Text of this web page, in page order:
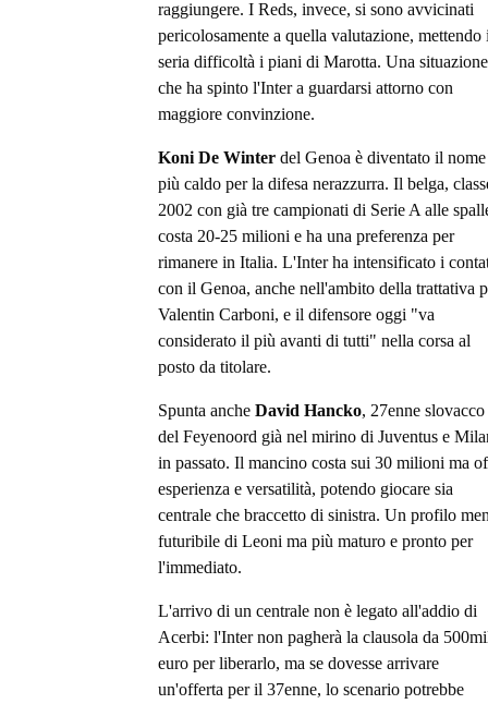
raggiungere. I Reds, invece, si sono avvicinati
pericolosamente a quella valutazione, mettendo
seria difficoltà i piani di Marotta. Una situazione
che ha spinto l'Inter a guardarsi attorno con
maggiore convinzione.
Koni De Winter del Genoa è diventato il nome
più caldo per la difesa nerazzurra. Il belga,
2002 con già tre campionati di Serie A alle
costa 20-25 milioni e ha una preferenza per
rimanere in Italia. L'Inter ha intensificato i
con il Genoa, anche nell'ambito della trattativa
Valentin Carboni, e il difensore oggi "va
considerato il più avanti di tutti" nella corsa al
posto da titolare.
Spunta anche David Hancko, 27enne slovacco
del Feyenoord già nel mirino di Juventus e
in passato. Il mancino costa sui 30 milioni ma
esperienza e versatilità, potendo giocare sia
centrale che braccetto di sinistra. Un profilo
futuribile di Leoni ma più maturo e pronto per
l'immediato.
L'arrivo di un centrale non è legato all'addio di
Acerbi: l'Inter non pagherà la clausola da
euro per liberarlo, ma se dovesse arrivare
un'offerta per il 37enne, lo scenario potrebbe